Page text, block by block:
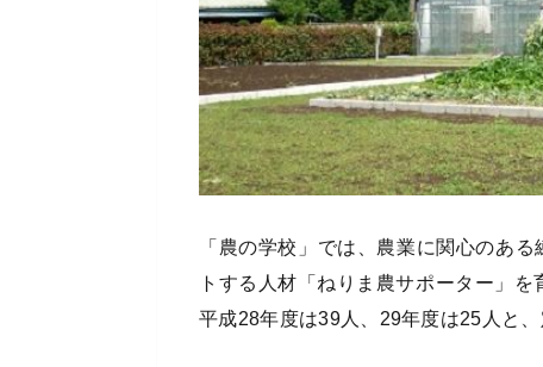
「農の学校」では、農業に関心のあ
トする人材「ねりま農サポーター」
平成28年度は39人、29年度は25人と